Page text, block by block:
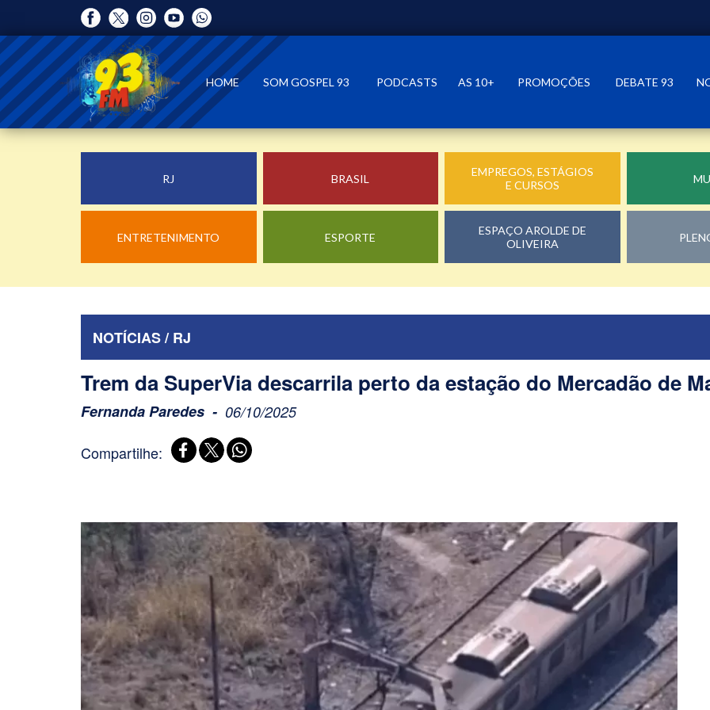
HOME SOM GOSPEL 93 PODCASTS AS 10+ PROMOÇÕES DEBATE 93
RJ BRASIL
EMPREGOS, ESTÁGIOS
E CURSOS
ENTRETENIMENTO ESPORTE
ESPAÇO AROLDE DE
OLIVEIRA
NOTÍCIAS / RJ
Trem da SuperVia descarrila perto da estação do Mercadão de
Fernanda Paredes 06/10/2025
Compartilhe: